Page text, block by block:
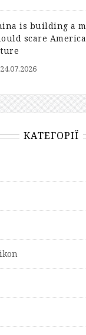
is building a
scare
24.07.2026
КАТЕГОРІЇ